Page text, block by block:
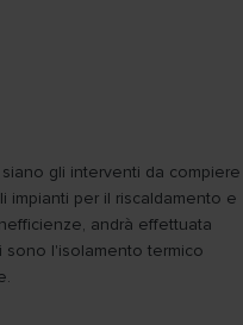
gli interventi da compiere
impianti per il riscaldamento e
andrà effettuata
sono l'isolamento termico